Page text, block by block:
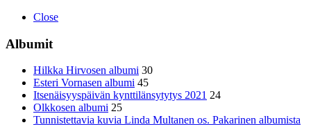
Close
Albumit
Hilkka Hirvosen albumi 30
Esteri Vornasen albumi 45
Itsenäisyyspäivän kynttilänsytytys 2021 24
Olkkosen albumi 25
Tunnistettavia kuvia Linda Multanen os. Pakarinen albumista